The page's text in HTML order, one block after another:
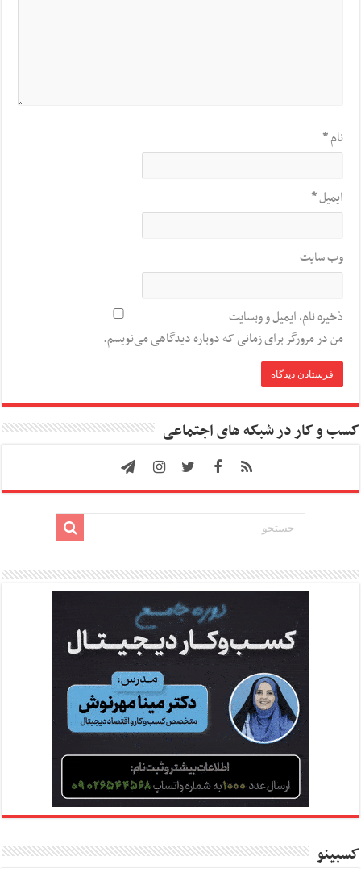
نام*
ایمیل*
وب‌ سایت
ذخیره نام، ایمیل و وبسایت
من در مرورگر برای زمانی که دوباره دیدگاهی می‌نویسم.
کسب و کار در شبکه های اجتماعی
کسبینو